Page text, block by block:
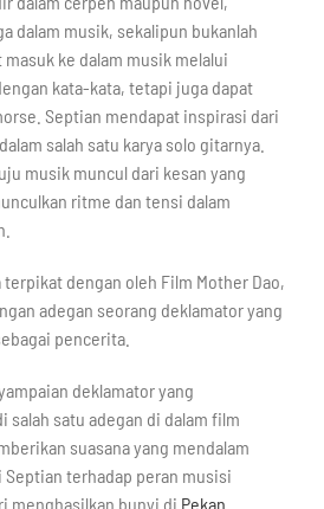
dalam musik, sekalipun bukanlah
ke dalam musik melalui
kata-kata, tetapi juga dapat
Septian mendapat inspirasi dari
salah satu karya solo gitarnya.
musik muncul dari kesan yang
ritme dan tensi dalam
dengan oleh Film Mother Dao,
adegan seorang deklamator yang
pencerita.
deklamator yang
salah satu adegan di dalam film
suasana yang mendalam
terhadap peran musisi
menghasilkan bunyi di Pekan